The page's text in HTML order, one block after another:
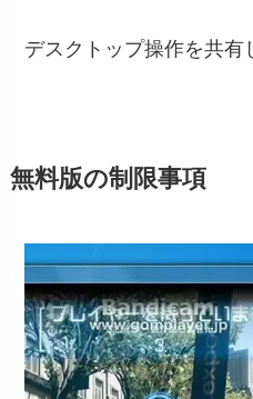
デスクトップ操作を共有
無料版の制限事項